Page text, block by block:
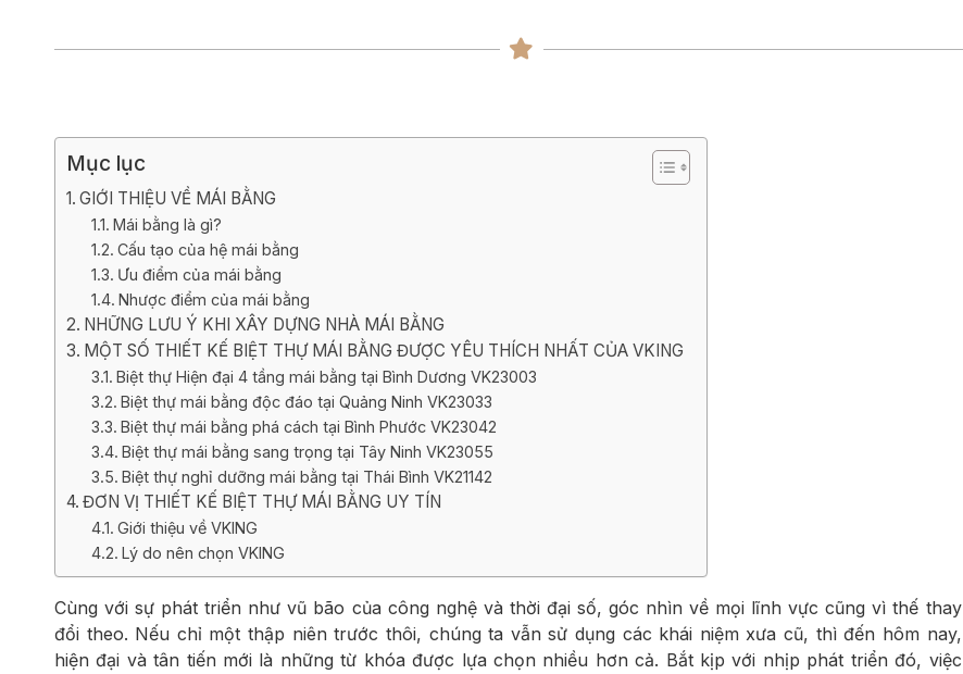
Mục lục
GIỚI THIỆU VỀ MÁI BẰNG
Mái bằng là gì?
Cấu tạo của hệ mái bằng
Ưu điểm của mái bằng
Nhược điểm của mái bằng
NHỮNG LƯU Ý KHI XÂY DỰNG NHÀ MÁI BẰNG
MỘT SỐ THIẾT KẾ BIỆT THỰ MÁI BẰNG ĐƯỢC YÊU THÍCH NHẤT CỦA VKING
Biệt thự Hiện đại 4 tầng mái bằng tại Bình Dương VK23003
Biệt thự mái bằng độc đáo tại Quảng Ninh VK23033
Biệt thự mái bằng phá cách tại Bình Phước VK23042
Biệt thự mái bằng sang trọng tại Tây Ninh VK23055
Biệt thự nghỉ dưỡng mái bằng tại Thái Bình VK21142
ĐƠN VỊ THIẾT KẾ BIỆT THỰ MÁI BẰNG UY TÍN
Giới thiệu về VKING
Lý do nên chọn VKING
Cùng với sự phát triển như vũ bão của công nghệ và thời đại số, góc nhìn về mọi lĩnh vực cũng vì thế thay
đổi theo. Nếu chỉ một thập niên trước thôi, chúng ta vẫn sử dụng các khái niệm xưa cũ, thì đến hôm nay,
hiện đại và tân tiến mới là những từ khóa được lựa chọn nhiều hơn cả. Bắt kịp với nhịp phát triển đó, việc